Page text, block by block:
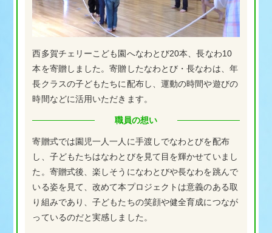
西多賀チェリーこども園へなわとび20本、長なわ10
本を寄贈しました。寄贈したなわとび・長なわは、年
長クラスの子どもたちに配布し、運動の時間や遊びの
時間などに活用いただきます。
職員の想い
寄贈式では園児一人一人に手渡しでなわとびを配布
し、子どもたちはなわとびを見て目を輝かせていまし
た。寄贈式後、楽しそうになわとびや長なわを跳んで
いる姿を見て、改めて本プロジェクトは意義のある取
り組みであり、子どもたちの笑顔や健全育成につなが
っているのだと実感しました。